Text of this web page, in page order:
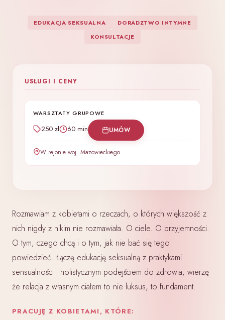
EDUKACJA SEKSUALNA
DORADZTWO INTYMNE
KONSULTACJE
USŁUGI I CENY
WARSZTATY GRUPOWE
250 zł 60 min UMÓW
W rejonie woj. Mazowieckiego
Rozmawiam z kobietami o rzeczach, o których większość z
nich nigdy z nikim nie rozmawiała. O ciele. O przyjemności.
O tym, czego chcą i o tym, jak nie bać się tego
powiedzieć. Łączę edukację seksualną z praktykami
sensualności i holistycznym podejściem do zdrowia, wierzę
że relacja z własnym ciałem to nie luksus, to fundament.
PRACUJĘ Z KOBIETAMI, KTÓRE: